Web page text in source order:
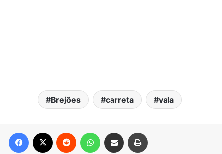
Brejões carreta vala
Facebook Reddit WhatsAppCompartilhar via e-mail